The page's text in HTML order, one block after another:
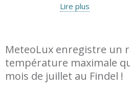
Lire plus
MeteoLux enregistre un
température maximale
mois de juillet au Findel !